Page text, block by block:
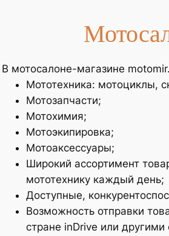
В мотосалоне-магазине
Мототехника: мотоциклы,
Мотозапчасти;
Мотохимия;
Мотоэкипировка;
Мотоаксессуары;
Широкий ассортимент
мототехнику каждый день;
Доступные,
Возможность отправки
стране inDrive или